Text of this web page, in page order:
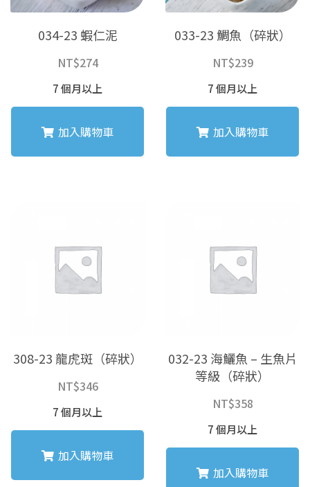
034-23 蝦仁泥
NT$274
7 個月以上
加入購物車
033-23 鯛魚（碎狀）
NT$239
7 個月以上
加入購物車
308-23 龍虎斑（碎狀）
NT$346
7 個月以上
加入購物車
032-23 海鱺魚 – 生魚片
等級（碎狀）
NT$358
7 個月以上
加入購物車